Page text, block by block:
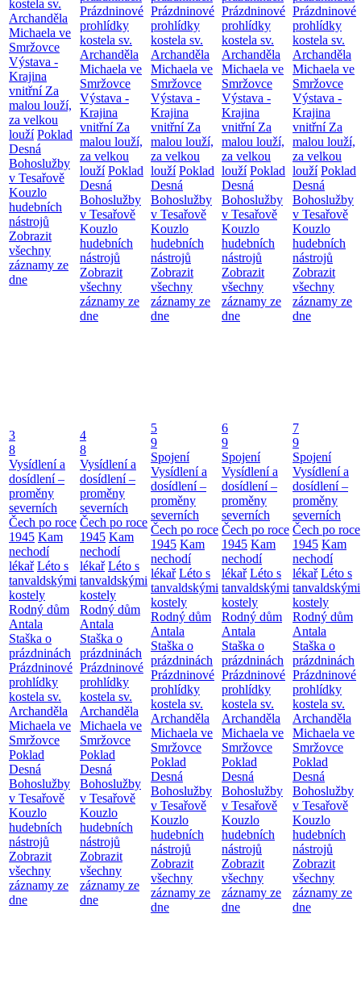
kostela sv.
Archanděla
Michaela ve
Smržovce
Výstava -
Krajina
vnitřní Za
malou louží,
za velkou
louží Poklad
Desná
Bohoslužby
v Tesařově
Kouzlo
hudebních
nástrojů
Zobrazit
všechny
záznamy ze
dne
Prázdninové
prohlídky
kostela sv.
Archanděla
Michaela ve
Smržovce
Výstava -
Krajina
vnitřní Za
malou louží,
za velkou
louží Poklad
Desná
Bohoslužby
v Tesařově
Kouzlo
hudebních
nástrojů
Zobrazit
všechny
záznamy ze
dne
Prázdninové
prohlídky
kostela sv.
Archanděla
Michaela ve
Smržovce
Výstava -
Krajina
vnitřní Za
malou louží,
za velkou
louží Poklad
Desná
Bohoslužby
v Tesařově
Kouzlo
hudebních
nástrojů
Zobrazit
všechny
záznamy ze
dne
Prázdninové
prohlídky
kostela sv.
Archanděla
Michaela ve
Smržovce
Výstava -
Krajina
vnitřní Za
malou louží,
za velkou
louží Poklad
Desná
Bohoslužby
v Tesařově
Kouzlo
hudebních
nástrojů
Zobrazit
všechny
záznamy ze
dne
Prázdninové
prohlídky
kostela sv.
Archanděla
Michaela ve
Smržovce
Výstava -
Krajina
vnitřní Za
malou louží,
za velkou
louží Poklad
Desná
Bohoslužby
v Tesařově
Kouzlo
hudebních
nástrojů
Zobrazit
všechny
záznamy ze
dne
3
8
Vysídlení a
dosídlení –
proměny
severních
Čech po roce
1945 Kam
nechodí
lékař Léto s
tanvaldskými
kostely
Rodný dům
Antala
Staška o
prázdninách
Prázdninové
prohlídky
kostela sv.
Archanděla
Michaela ve
Smržovce
Poklad
Desná
Bohoslužby
v Tesařově
Kouzlo
hudebních
nástrojů
Zobrazit
všechny
záznamy ze
dne
4
8
Vysídlení a
dosídlení –
proměny
severních
Čech po roce
1945 Kam
nechodí
lékař Léto s
tanvaldskými
kostely
Rodný dům
Antala
Staška o
prázdninách
Prázdninové
prohlídky
kostela sv.
Archanděla
Michaela ve
Smržovce
Poklad
Desná
Bohoslužby
v Tesařově
Kouzlo
hudebních
nástrojů
Zobrazit
všechny
záznamy ze
dne
5
9
Spojení
Vysídlení a
dosídlení –
proměny
severních
Čech po roce
1945 Kam
nechodí
lékař Léto s
tanvaldskými
kostely
Rodný dům
Antala
Staška o
prázdninách
Prázdninové
prohlídky
kostela sv.
Archanděla
Michaela ve
Smržovce
Poklad
Desná
Bohoslužby
v Tesařově
Kouzlo
hudebních
nástrojů
Zobrazit
všechny
záznamy ze
dne
6
9
Spojení
Vysídlení a
dosídlení –
proměny
severních
Čech po roce
1945 Kam
nechodí
lékař Léto s
tanvaldskými
kostely
Rodný dům
Antala
Staška o
prázdninách
Prázdninové
prohlídky
kostela sv.
Archanděla
Michaela ve
Smržovce
Poklad
Desná
Bohoslužby
v Tesařově
Kouzlo
hudebních
nástrojů
Zobrazit
všechny
záznamy ze
dne
7
9
Spojení
Vysídlení a
dosídlení –
proměny
severních
Čech po roce
1945 Kam
nechodí
lékař Léto s
tanvaldskými
kostely
Rodný dům
Antala
Staška o
prázdninách
Prázdninové
prohlídky
kostela sv.
Archanděla
Michaela ve
Smržovce
Poklad
Desná
Bohoslužby
v Tesařově
Kouzlo
hudebních
nástrojů
Zobrazit
všechny
záznamy ze
dne